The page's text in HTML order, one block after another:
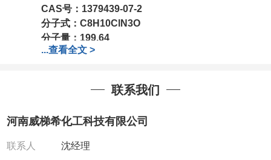
CAS号： 1379439-07-2
分子式： C8H10ClN3O
分子量： 199.64
包装：1Mg ; 5Mg;10Mg ;100Mg;250Mg ;500Mg
我司对高校及科研单位先发货和
作中有用到的试剂,欢迎前来询购
电话:0371-63377391/13393727064
QQ:3930072831
:13393727064
...查看全文 >
联系我们
河南威梯希化工科技有限公司
联系人 沈经理